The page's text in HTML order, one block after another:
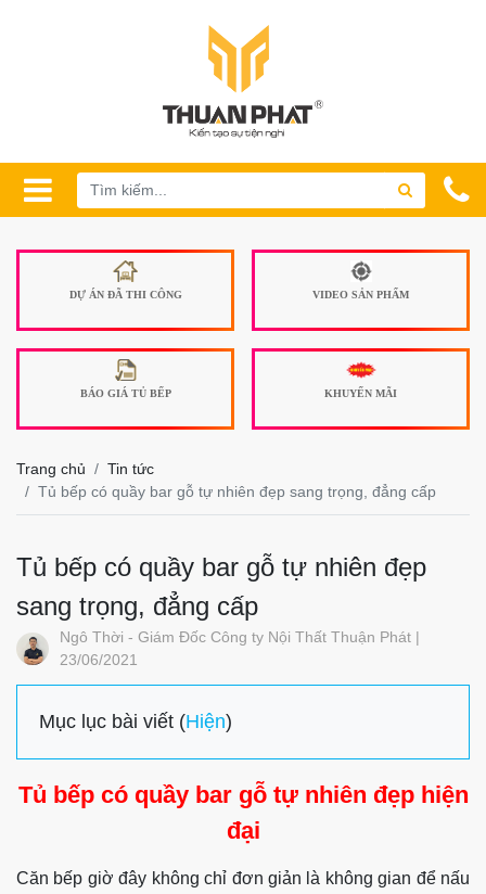
DỰ ÁN ĐÃ THI CÔNG VIDEO SẢN PHẨM
BÁO GIÁ TỦ BẾP KHUYẾN MÃI
Trang chủ
Tin tức
Tủ bếp có quầy bar gỗ tự nhiên đẹp sang trọng, đẳng cấp
Tủ bếp có quầy bar gỗ tự nhiên đẹp
sang trọng, đẳng cấp
Ngô Thời - Giám Đốc Công ty Nội Thất Thuận Phát |
23/06/2021
Mục lục bài viết (Hiện)
Tủ bếp có quầy bar gỗ tự nhiên đẹp hiện
đại
Căn bếp giờ đây không chỉ đơn giản là không gian để nấu